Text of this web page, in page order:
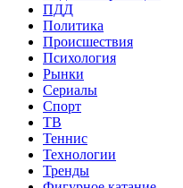
ПДД
Политика
Происшествия
Психология
Рынки
Сериалы
Спорт
ТВ
Теннис
Технологии
Тренды